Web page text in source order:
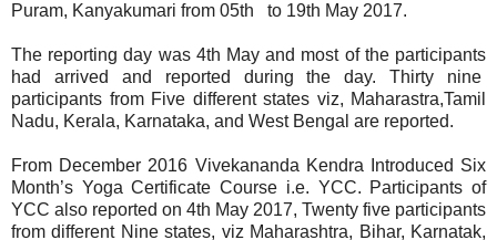
Puram, Kanyakumari from 05th to 19th May 2017.
The reporting day was 4th May and most of the participants
had arrived and reported during the day. Thirty nine
participants from Five different states viz, Maharastra,Tamil
Nadu, Kerala, Karnataka, and West Bengal are reported.
From December 2016 Vivekananda Kendra Introduced Six
Month’s Yoga Certificate Course i.e. YCC. Participants of
YCC also reported on 4th May 2017, Twenty five participants
from different Nine states, viz Maharashtra, Bihar, Karnatak,